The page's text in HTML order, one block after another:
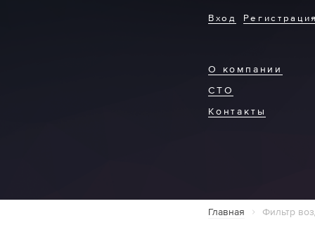
О компании
СТО
Контакты
Вход
Главная Фильтр